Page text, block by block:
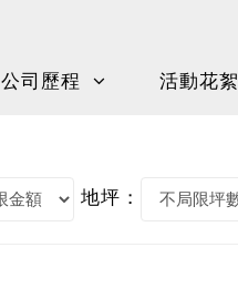
公司歷程 活動花絮
地坪 :